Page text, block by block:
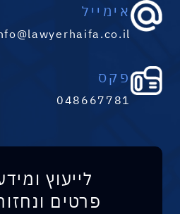
אימייל
פקס
048667781
לייעוץ
פרטים